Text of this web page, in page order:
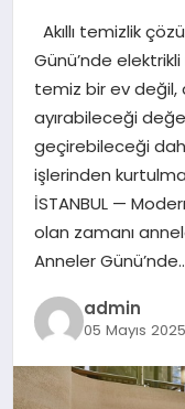
SAĞLIK
TEKNOLOJI
Akıllı temizlik
Günü’nde
temiz bir ev değil,
ayırabileceği
geçirebileceği
işlerinden
İSTANBUL —
olan zamanı
Anneler
admin
05 Mayıs 2025